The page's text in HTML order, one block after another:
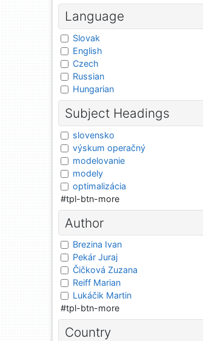
Language
Slovak
English
Czech
Russian
Hungarian
Subject Headings
slovensko
výskum operačný
modelovanie
modely
optimalizácia
#tpl-btn-more
Author
Brezina Ivan
Pekár Juraj
Čičková Zuzana
Reiff Marian
Lukáčik Martin
#tpl-btn-more
Country